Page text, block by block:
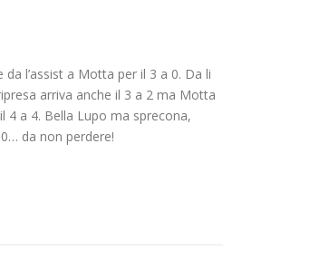
l’assist a Motta per il 3 a 0. Da li
arriva anche il 3 a 2 ma Motta
a 4. Bella Lupo ma sprecona,
da non perdere!